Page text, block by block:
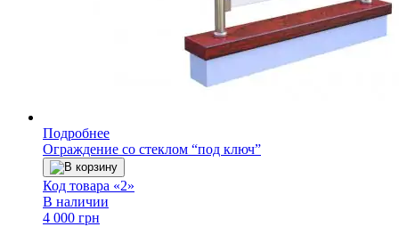
Подробнее
Ограждение со стеклом “под ключ”
В корзину
Код товара «2»
В наличии
4 000 грн